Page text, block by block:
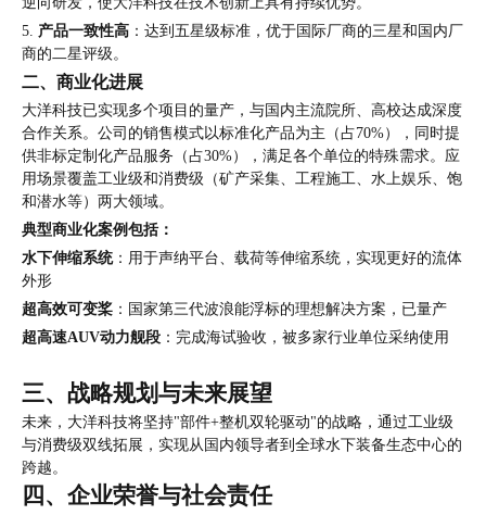
5. 产品一致性高 ：达到五星级标准，优于国际厂商的三星和国内厂
商的二星评级。
二、 商业化进展
大洋科技已实现多个项目的量产，与国内主流院所、高校达成深度
合作关系。公司的销售模式以标准化产品为主（占70%），同时提
供非标定制化产品服务（占30%），满足各个单位的特殊需求。应
用场景覆盖工业级和消费级（矿产采集、工程施工、水上娱乐、饱
和潜水等）两大领域。
典型商业化案例包括：
水下伸缩系统：用于声纳平台、载荷等伸缩系统，实现更好的流体
外形
超高效可变桨 ：国家第三代波浪能浮标的理想解决方案，已量产
超高速AUV动力舰段 ：完成海试验收，被多家行业单位采纳使用
三、 战略规划与未来展望
未来，大洋科技将坚持"部件+整机双轮驱动"的战略，通过工业级
与消费级双线拓展，实现从国内领导者到全球水下装备生态中心的
跨越。
四、 企业荣誉与社会责任